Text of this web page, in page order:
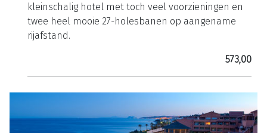
kleinschalig hotel met toch veel voorzieningen en
twee heel mooie 27-holesbanen op aangename
rijafstand.
573,00